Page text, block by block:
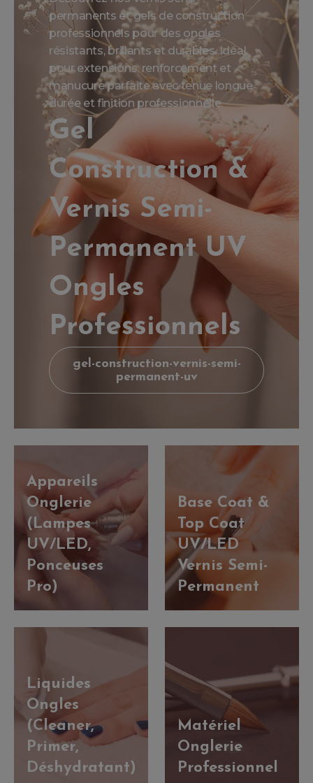
permanents et gels de construction
professionnels pour des ongles
résistants, brillants et durables. Idéal
pour extensions, renforcement et
manucure parfaite avec tenue longue
durée et finition professionnelle.
Gel
Construction &
Vernis Semi-
Permanent UV
Ongles
Professionnels
gel-construction-vernis-semi-
permanent-uv
Appareils
Onglerie
(Lampes
UV/LED,
Ponceuses
Pro)
Base Coat &
Top Coat
UV/LED
Vernis Semi-
Permanent
Liquides
Ongles
(Cleaner,
Primer,
Déshydratant)
Matériel
Onglerie
Professionnel